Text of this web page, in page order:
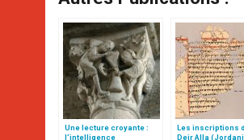
Une lecture croyante :
l’intelligence
Les inscriptions
Deir Alla